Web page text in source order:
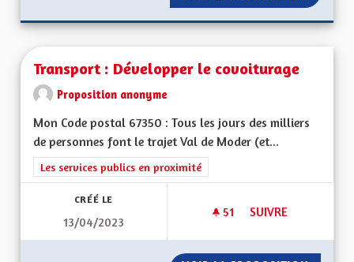
Transport : Développer le covoiturage
Proposition anonyme
Mon Code postal 67350 : Tous les jours des milliers
de personnes font le trajet Val de Moder (et...
Filtrer les résultats de la catégorie : Les services publics en
Les services publics en proximité
CRÉÉ LE
13/04/2023
51 51 ABONNÉS
SUIVRE